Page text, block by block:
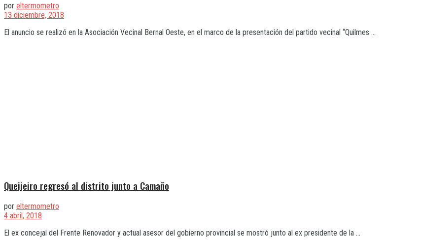
por eltermometro
13 diciembre, 2018
El anuncio se realizó en la Asociación Vecinal Bernal Oeste, en el marco de la presentación del partido vecinal “Quilmes ...
Queijeiro regresó al distrito junto a Camaño
por eltermometro
4 abril, 2018
El ex concejal del Frente Renovador y actual asesor del gobierno provincial se mostró junto al ex presidente de la ...